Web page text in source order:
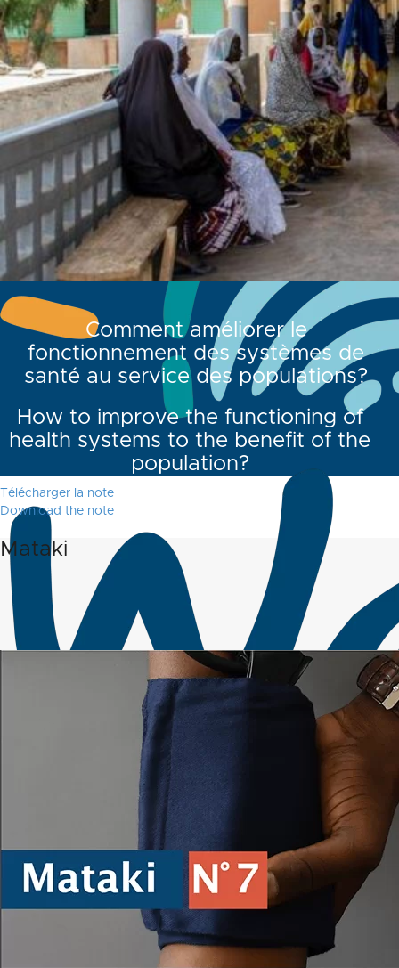
Comment améliorer le
fonctionnement des systèmes de
santé au service des populations?
How to improve the functioning of
health systems to the benefit of the
population?
Télécharger la note
Download the note
Mataki